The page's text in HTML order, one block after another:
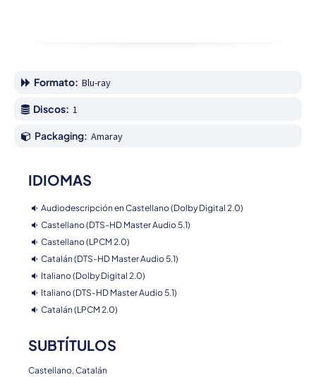
Formato: Blu-ray
Discos: 1
Packaging: Amaray
IDIOMAS
Audiodescripción en Castellano (Dolby Digital 2.0)
Castellano (DTS-HD Master Audio 5.1)
Castellano (LPCM 2.0)
Catalán (DTS-HD Master Audio 5.1)
Italiano (Dolby Digital 2.0)
Italiano (DTS-HD Master Audio 5.1)
Catalán (LPCM 2.0)
SUBTÍTULOS
Castellano, Catalán